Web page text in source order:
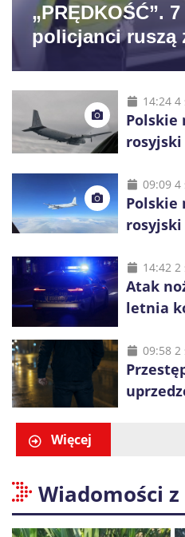
„PRĘDKOŚĆ”.
policjanci ruszą
14:24
Polskie
rosyjski
09:09
Polskie
14:42
Atak
letnia
09:58
Więcej
Wiadomości